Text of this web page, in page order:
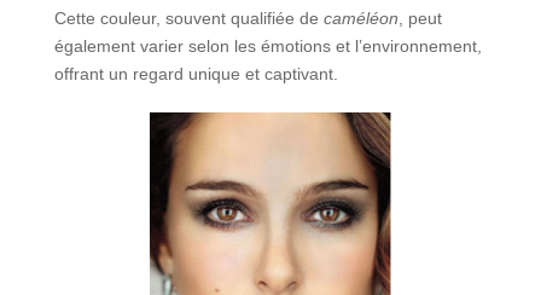
Cette couleur, souvent qualifiée de caméléon , peut
également varier selon les émotions et l’environnement,
offrant un regard unique et captivant.